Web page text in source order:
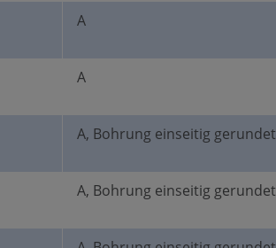
A
A
A, Bohrung einseitig gerundet
A, Bohrung einseitig gerundet